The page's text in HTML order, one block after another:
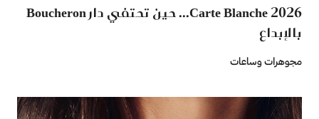
Carte Blanche 2026... حين تحتفي دار Boucheron
بالإبداع
مجوهرات وساعات